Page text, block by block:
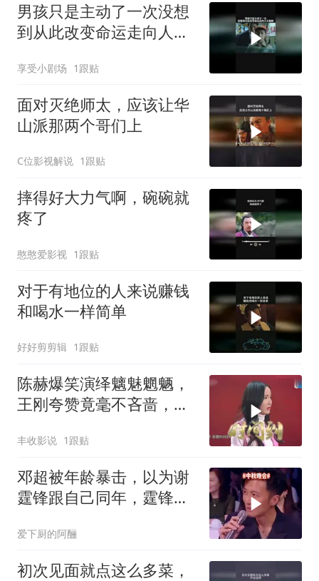
男孩只是主动了一次没想
到从此改变命运走向人生
享受小剧场 1跟贴
面对灭绝师太，应该让华
山派那两个哥们上
C位影视解说 1跟贴
摔得好大力气啊，碗碗就
疼了
憨憨爱影视 1跟贴
对于有地位的人来说赚钱
和喝水一样简单
好好剪剪辑 1跟贴
陈赫爆笑演绎魑魅魍魉，
王刚夸赞竟毫不吝啬，足
丰收影说 1跟贴
邓超被年龄暴击，以为谢
霆锋跟自己同年，霆锋：
爱下厨的阿酾
初次见面就点这么多菜，